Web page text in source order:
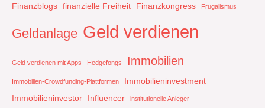
Finanzblogs finanzielle Freiheit Finanzkongress Frugalismus
Geldanlage Geld verdienen
Geld verdienen mit Apps Hedgefongs Immobilien
Immobilien-Crowdfunding-Plattformen
Immobilieninvestment
Immobilieninvestor
Influencer institutionelle Anleger